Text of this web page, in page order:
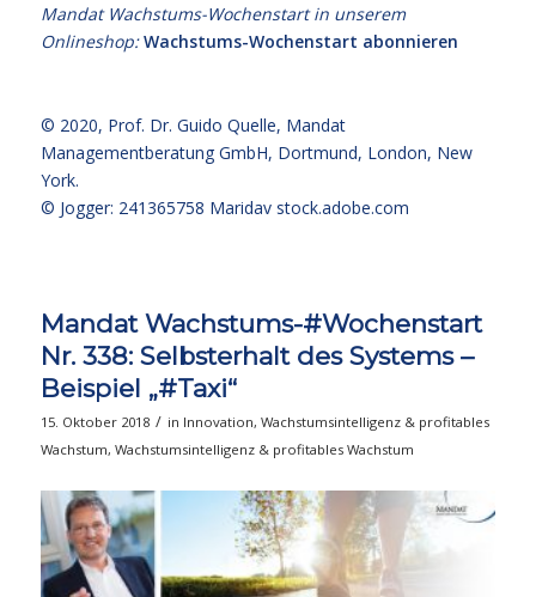
Mandat Wachstums-Wochenstart in unserem
Onlineshop:Wachstums-Wochenstart abonnieren
© 2020, Prof. Dr. Guido Quelle, Mandat
Managementberatung GmbH, Dortmund, London, New
York.
© Jogger: 241365758 Maridav stock.adobe.com
Mandat Wachstums-#Wochenstart
Nr. 338: Selbsterhalt des Systems –
Beispiel „#Taxi“
15. Oktober 2018 / in Innovation, Wachstumsintelligenz & profitables
Wachstum, Wachstumsintelligenz & profitables Wachstum